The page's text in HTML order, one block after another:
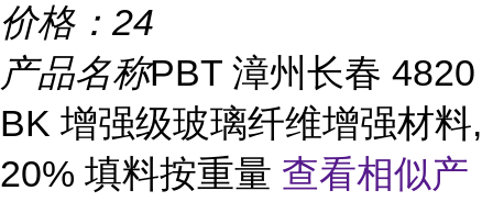
价格： 24
产品名称PBT 漳州长春 4820
BK 增强级玻璃纤维增强材料,
20% 填料按重量 查看相似产